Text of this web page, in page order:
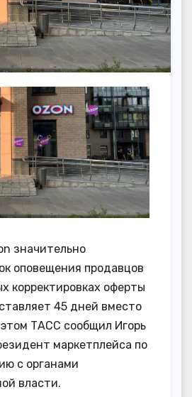
значительно
оповещения продавцов
корректировках оферты
45 дней вместо
ТАСС сообщил Игорь
маркетплейса по
с органами
власти.